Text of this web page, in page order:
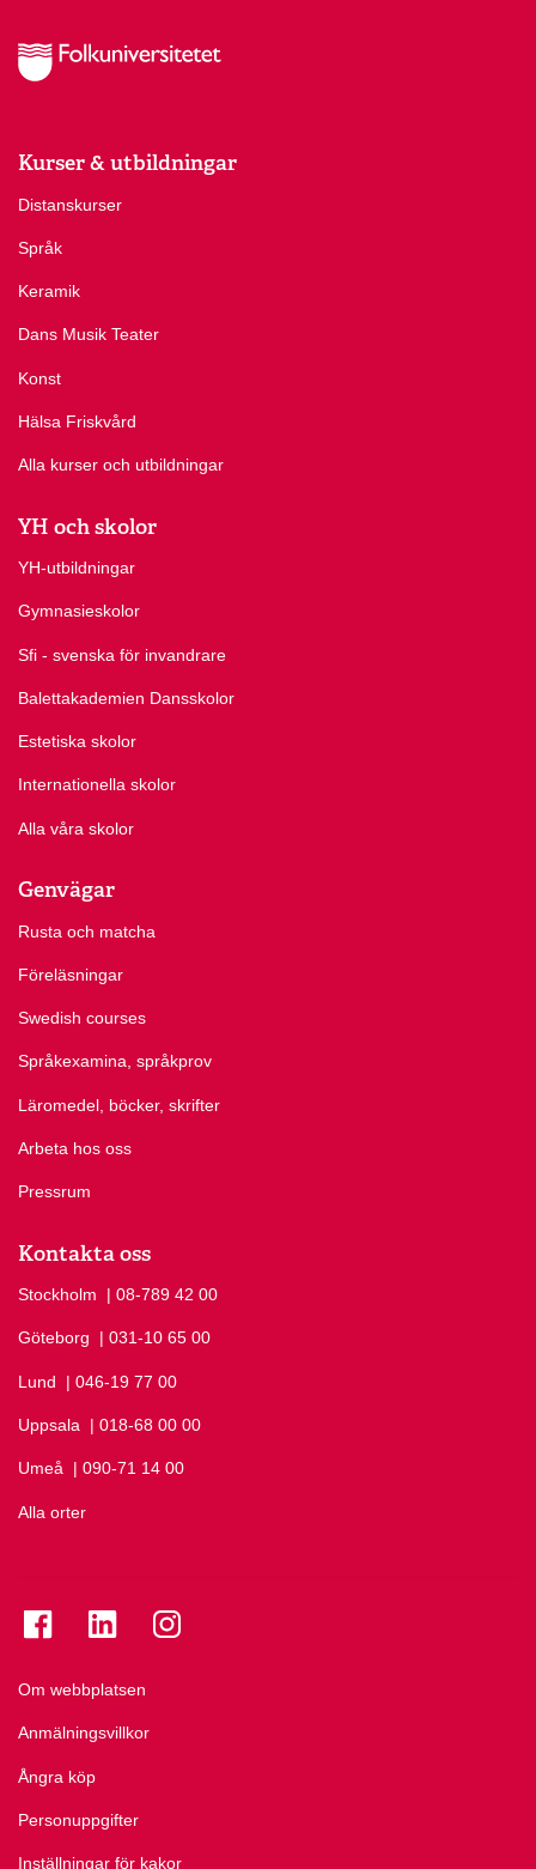
Kurser & utbildningar
Distanskurser
Språk
Keramik
Dans Musik Teater
Konst
Hälsa Friskvård
Alla kurser och utbildningar
YH och skolor
YH-utbildningar
Gymnasieskolor
Sfi - svenska för invandrare
Balettakademien Dansskolor
Estetiska skolor
Internationella skolor
Alla våra skolor
Genvägar
Rusta och matcha
Föreläsningar
Swedish courses
Språkexamina, språkprov
Läromedel, böcker, skrifter
Arbeta hos oss
Pressrum
Kontakta oss
Stockholm Ring Stockholm på
| 08-789 42 00
Göteborg Ring Göteborg på
| 031-10 65 00
Lund Ring Lund på
| 046-19 77 00
Uppsala Ring Uppsala på
| 018-68 00 00
Umeå Ring Umeå på
| 090-71 14 00
Alla orter
Om webbplatsen
Anmälningsvillkor
Ångra köp
Personuppgifter
Inställningar för kakor
Se folkuniversitetet på Facebook
Se folkuniversitetet på LinkedIn